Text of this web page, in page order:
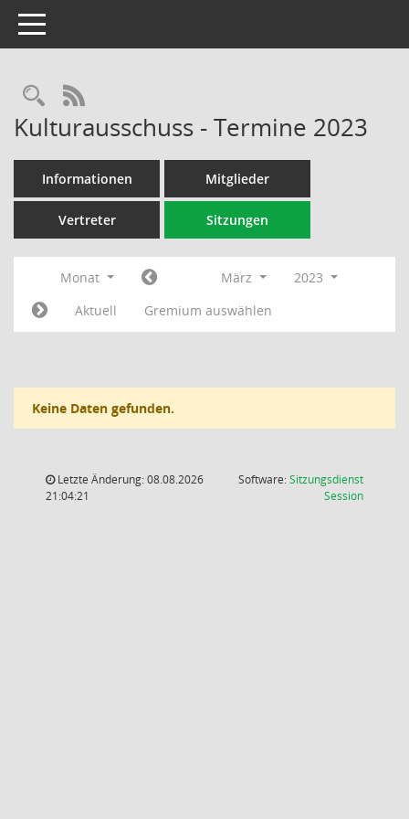
Toggle navigation
Rechercheauswahl
RSS-Feed
Kulturausschuss - Termine 2023
Informationen Mitglieder
Vertreter Sitzungen
Monat März
2023
Aktuell
Gremium auswählen
Keine Daten gefunden.
Letzte Änderung: 08.08.2026
21:04:21
Software:Sitzungsdienst
Session(Wird in